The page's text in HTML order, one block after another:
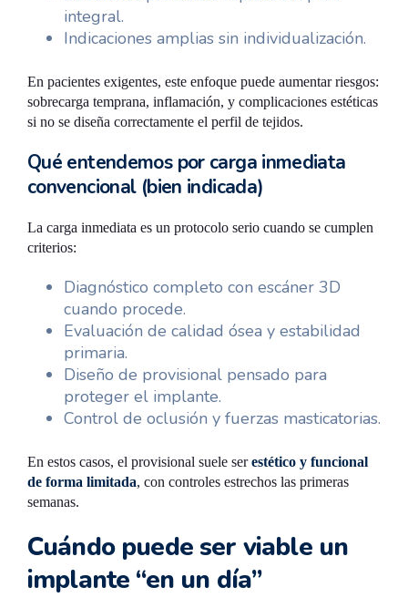
integral.
Indicaciones amplias sin individualización.
En pacientes exigentes, este enfoque puede aumentar riesgos:
sobrecarga temprana, inflamación, y complicaciones estéticas
si no se diseña correctamente el perfil de tejidos.
Qué entendemos por carga inmediata
convencional (bien indicada)
La carga inmediata es un protocolo serio cuando se cumplen
criterios:
Diagnóstico completo con escáner 3D
cuando procede.
Evaluación de calidad ósea y estabilidad
primaria.
Diseño de provisional pensado para
proteger el implante.
Control de oclusión y fuerzas masticatorias.
En estos casos, el provisional suele serestético y funcional
de forma limitada, con controles estrechos las primeras
semanas.
Cuándo puede ser viable un
implante “en un día”